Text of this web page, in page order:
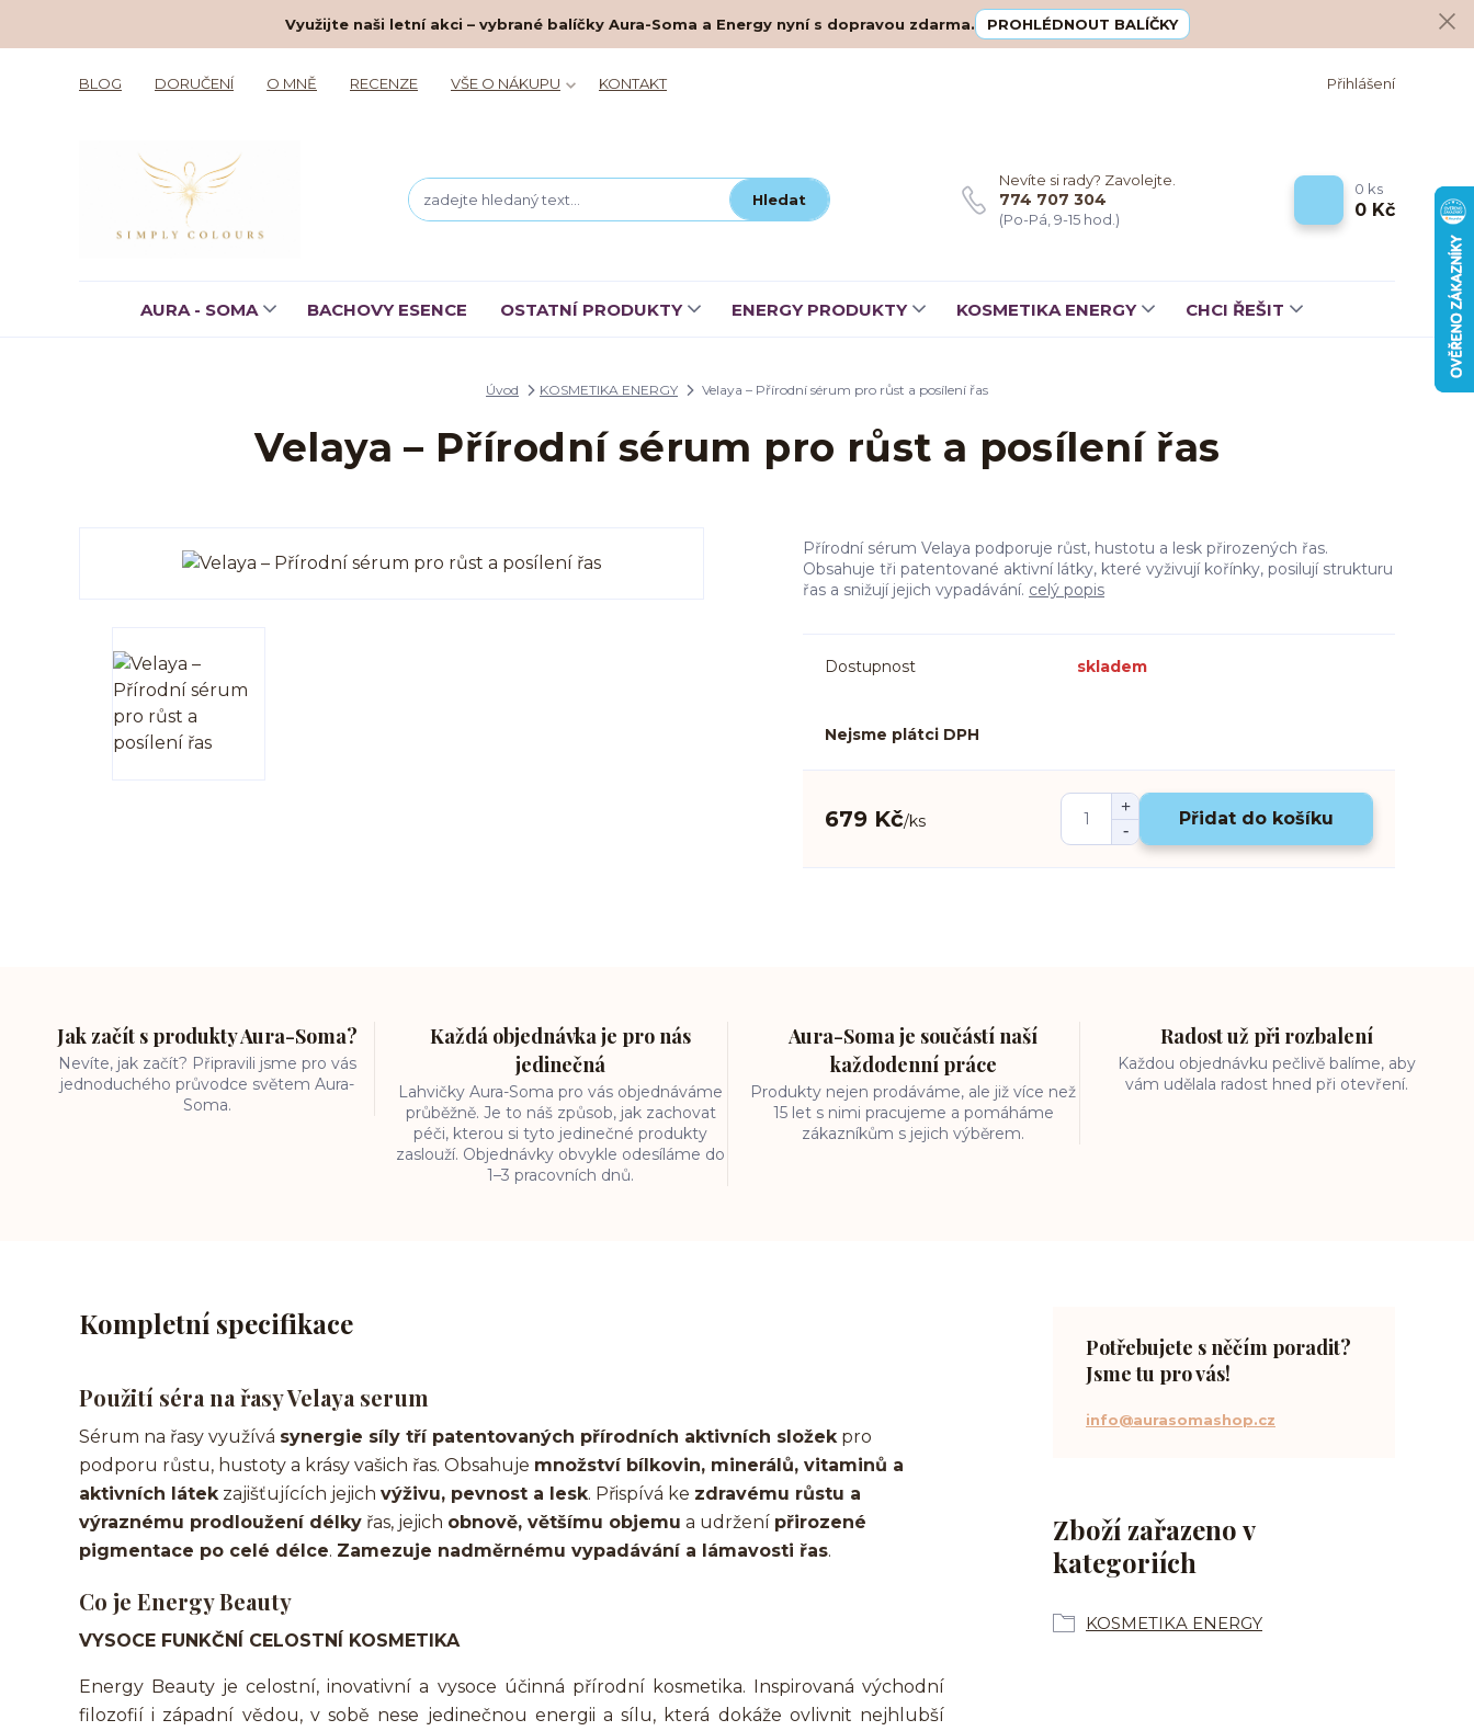
Využijte naši letní akci – vybrané balíčky Aura-Soma a Energy nyní s dopravou zdarma. PROHLÉDNOUT BALÍČKY
BLOG DORUČENÍ O MNĚ RECENZE VŠE O NÁKUPU KONTAKT Přihlášení
Hledat
Nevíte si rady? Zavolejte.
774 707 304
(Po-Pá, 9-15 hod.)
0 ks
0 Kč
AURA - SOMA BACHOVY ESENCE OSTATNÍ PRODUKTY ENERGY PRODUKTY KOSMETIKA ENERGY CHCI ŘEŠIT
Úvod KOSMETIKA ENERGY Velaya – Přírodní sérum pro růst a posílení řas
Velaya – Přírodní sérum pro růst a posílení řas
Přírodní sérum Velaya podporuje růst, hustotu a lesk přirozených řas.
Obsahuje tři patentované aktivní látky, které vyživují kořínky, posilují strukturu
řas a snižují jejich vypadávání. celý popis
Dostupnost skladem
Nejsme plátci DPH
679 Kč/ks Přidat do košíku
Jak začít s produkty Aura-Soma?
Nevíte, jak začít? Připravili jsme pro vás
jednoduchého průvodce světem Aura-
Soma.
Každá objednávka je pro nás
jedinečná
Lahvičky Aura-Soma pro vás objednáváme
průběžně. Je to náš způsob, jak zachovat
péči, kterou si tyto jedinečné produkty
zaslouží. Objednávky obvykle odesíláme do
1–3 pracovních dnů.
Aura-Soma je součástí naší
každodenní práce
Produkty nejen prodáváme, ale již více než
15 let s nimi pracujeme a pomáháme
zákazníkům s jejich výběrem.
Radost už při rozbalení
Každou objednávku pečlivě balíme, aby
vám udělala radost hned při otevření.
Kompletní specifikace
Použití séra na řasy Velaya serum
Sérum na řasy využívá synergie síly tří patentovaných přírodních aktivních složek pro
podporu růstu, hustoty a krásy vašich řas. Obsahuje množství bílkovin, minerálů, vitaminů a
aktivních látek zajišťujících jejich výživu, pevnost a lesk. Přispívá ke zdravému růstu a
výraznému prodloužení délky řas, jejich obnově, většímu objemu a udržení přirozené
pigmentace po celé délce. Zamezuje nadměrnému vypadávání a lámavosti řas.
Co je Energy Beauty
VYSOCE FUNKČNÍ CELOSTNÍ KOSMETIKA
Energy Beauty je celostní, inovativní a vysoce účinná přírodní kosmetika. Inspirovaná východní
filozofií i západní vědou, v sobě nese jedinečnou energii a sílu, která dokáže ovlivnit nejhlubší
Zboží zařazeno v
kategoriích
KOSMETIKA ENERGY
Potřebujete s něčím poradit?
Jsme tu pro vás!
info@aurasomashop.cz